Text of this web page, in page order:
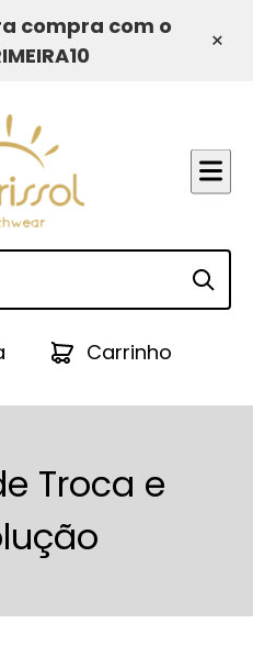
compra com o
×
Carrinho
Troca e